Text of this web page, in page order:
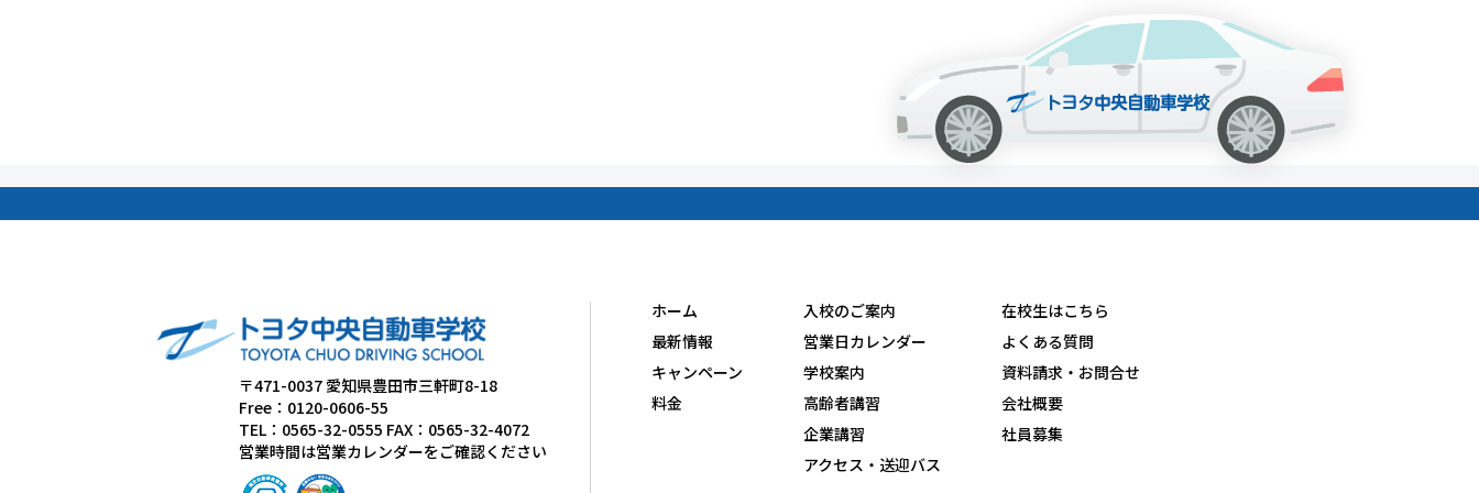
〒471-0037 愛知県豊田市三軒町8-18
Free：0120-0606-55
TEL：0565-32-0555 FAX：0565-32-4072
営業時間は営業カレンダーをご確認ください
ホーム
最新情報
キャンペーン
料金
入校のご案内
営業日カレンダー
学校案内
高齢者講習
企業講習
アクセス・送迎バス
在校生はこちら
よくある質問
資料請求・お問合せ
会社概要
社員募集